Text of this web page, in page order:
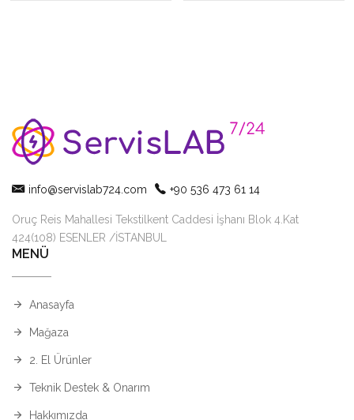
info@servislab724.com +90 536 473 61 14
Oruç Reis Mahallesi Tekstilkent Caddesi İşhanı Blok 4.Kat
424(108) ESENLER /İSTANBUL
MENÜ
Anasayfa
Mağaza
2. El Ürünler
Teknik Destek & Onarım
Hakkımızda